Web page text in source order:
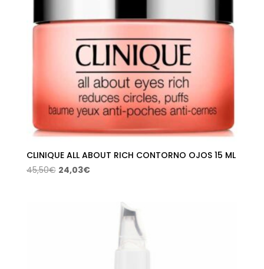
CLINIQUE ALL ABOUT RICH CONTORNO OJOS 15 ML
45,50€ El
24,03€El